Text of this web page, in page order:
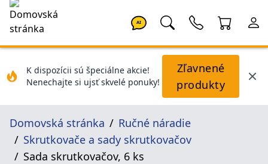
AI
K dispozícii sú špeciálne akcie!
Nenechajte si ujsť skvelé ponuky!
Zľavnené
produkty
Domovská stránka
Ručné náradie
Skrutkovače a sady skrutkovačov
Sada skrutkovačov, 6 ks